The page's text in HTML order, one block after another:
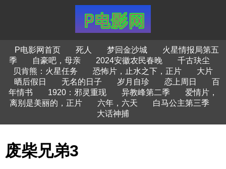
P电影网首页 死人 梦回金沙城
火星情报局第五
季
自豪吧，母亲 2024安徽农民春晚
千古玦尘
贝肯熊：火星任务
恐怖片，止水之下，正片
大片
晒后假日
无名的日子 岁月自珍 恋上周日
百
年情书
1920：邪灵重现 异教峰第二季
爱情片，
离别是美丽的，正片
六年，六天
白马公主第三季
大话神捕
废柴兄弟3